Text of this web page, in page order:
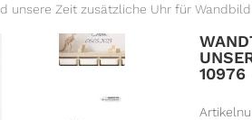
unsere Zeit zusätzliche Uhr für Wandbild
10976